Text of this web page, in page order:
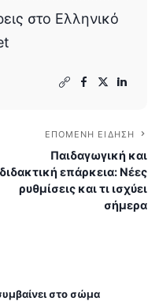
στο Ελληνικό
ΕΠΌΜΕΝΗ ΕΊΔΗΣΗ
Παιδαγωγική και
διδακτική επάρκεια: Νέες
ρυθμίσεις και τι ισχύει
σήμερα
στο σώμα